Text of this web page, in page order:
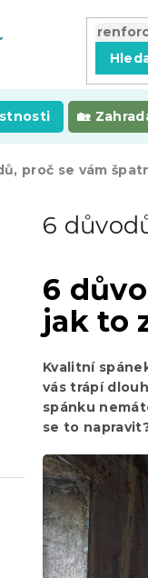
proč se vám
6
6
jak to
Kvalitní
vás trápí
spánku
se to